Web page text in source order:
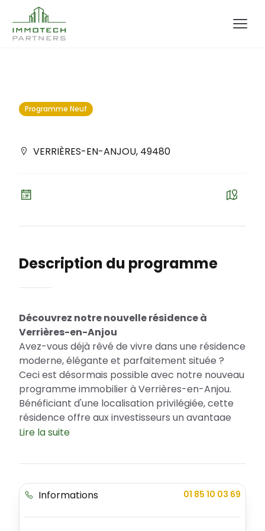
Programme Neuf
VERRIÈRES-EN-ANJOU, 49480
Description du programme
Découvrez notre nouvelle résidence à
Verrières-en-Anjou
Avez-vous déjà rêvé de vivre dans une résidence
moderne, élégante et parfaitement située ?
Ceci est désormais possible avec notre nouveau
programme immobilier à Verrières-en-Anjou.
Bénéficiant d'une localisation privilégiée, cette
résidence offre aux investisseurs un avantage
fiscal grâce à l'admissibilité au Prêt à Taux Zéro
disponibles, du studio au 5 pièces, notre
l'élégance.
Lire la suite
Informations 01 85 10 03 69